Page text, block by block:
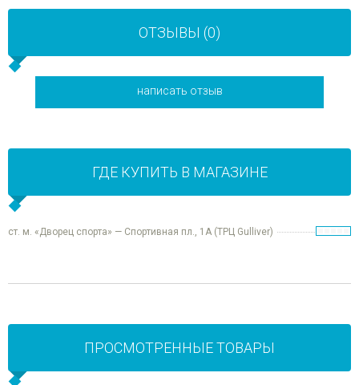
ОТЗЫВЫ (0)
написать отзыв
ГДЕ КУПИТЬ В МАГАЗИНЕ
ст. м. «Дворец спорта» — Спортивная пл., 1А (ТРЦ Gulliver)
ПРОСМОТРЕННЫЕ ТОВАРЫ